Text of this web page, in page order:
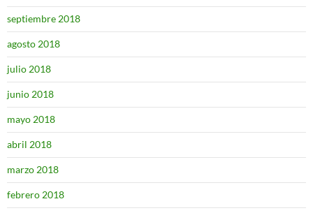
septiembre 2018
agosto 2018
julio 2018
junio 2018
mayo 2018
abril 2018
marzo 2018
febrero 2018